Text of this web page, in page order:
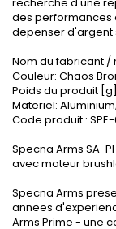
des performances
depenser d'argent
Nom du fabricant /
Couleur: Chaos
Poids du produit
Materiel:
Code produit :
Specna Arms SA-
avec moteur
Specna Arms
annees
Arms Prime - une